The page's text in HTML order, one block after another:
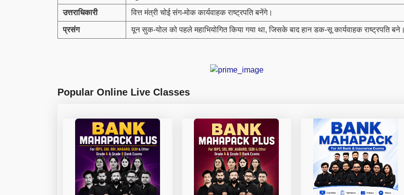
उत्तराधिकारी वित्त मंत्री चोई संग-मोक कार्यवाहक राष्ट्रपति बनेंगे।
प्रसंग यून सुक-योल को पहले महाभियोगित किया गया था, जिसके बाद हान डक-सू कार्यवाहक राष्ट्रपति बने।
Popular Online Live Classes